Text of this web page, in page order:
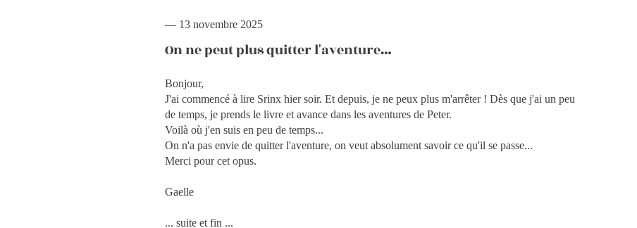
— 13 novembre 2025
On ne peut plus quitter l'aventure…
Bonjour,
J'ai commencé à lire Srinx hier soir. Et depuis, je ne peux plus m'arrêter ! Dès que j'ai un peu
de temps, je prends le livre et avance dans les aventures de Peter.
Voilà où j'en suis en peu de temps...
On n'a pas envie de quitter l'aventure, on veut absolument savoir ce qu'il se passe...
Merci pour cet opus.
Gaelle
... suite et fin ...